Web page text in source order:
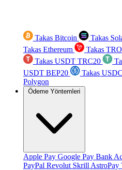
Takas Bitcoin Takas
Takas Ethereum
Takas
Takas USDT TRC20
USDT BEP20
Takas
Polygon
Ödeme Yöntemleri
Apple Pay Google Pay Bank
PayPal Revolut Skrill AstroPay